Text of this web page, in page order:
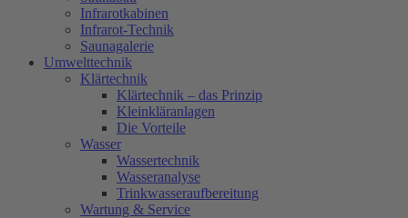
Infrarotkabinen
Infrarot-Technik
Saunagalerie
Umwelttechnik
Klärtechnik
Klärtechnik – das Prinzip
Kleinkläranlagen
Die Vorteile
Wasser
Wassertechnik
Wasseranalyse
Trinkwasseraufbereitung
Wartung & Service